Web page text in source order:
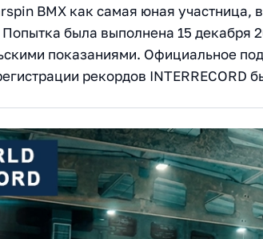
BMX как самая юная участница,
была выполнена 15 декабря
показаниями. Официальное
рекордов INTERRECORD